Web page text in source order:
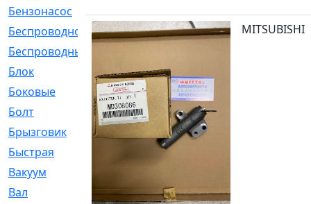
Бензонасос
[17]
Беспроводное
[2]
Беспроводные
Блок
[81]
Боковые
[4]
Болт
[247]
Брызговик
[77]
Быстрая
Вакуум
Вал
[194]
MITSUBISHI